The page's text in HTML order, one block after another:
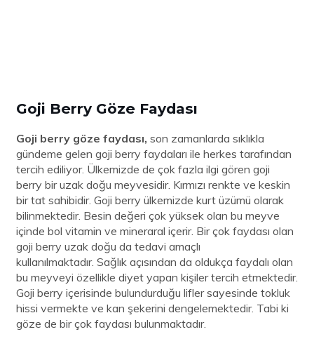
Goji Berry Göze Faydası
Goji berry göze faydası, son zamanlarda sıklıkla
gündeme gelen goji berry faydaları ile herkes tarafından
tercih ediliyor. Ülkemizde de çok fazla ilgi gören goji
berry bir uzak doğu meyvesidir. Kırmızı renkte ve keskin
bir tat sahibidir. Goji berry ülkemizde kurt üzümü olarak
bilinmektedir. Besin değeri çok yüksek olan bu meyve
içinde bol vitamin ve mineraral içerir. Bir çok faydası olan
goji berry uzak doğu da tedavi amaçlı
kullanılmaktadır. Sağlık açısından da oldukça faydalı olan
bu meyveyi özellikle diyet yapan kişiler tercih etmektedir.
Goji berry içerisinde bulundurduğu lifler sayesinde tokluk
hissi vermekte ve kan şekerini dengelemektedir. Tabi ki
göze de bir çok faydası bulunmaktadır.